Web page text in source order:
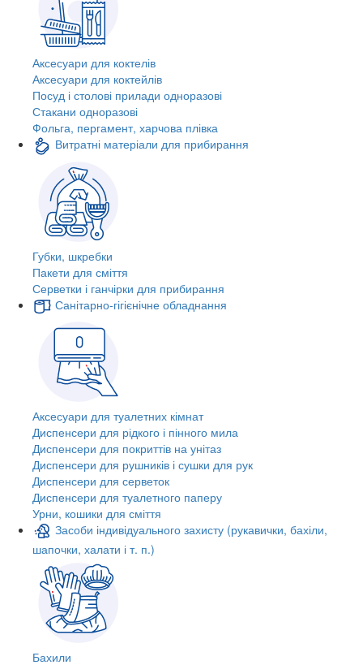
Аксесуари для коктелів
Аксесуари для коктейлів
Посуд і столові прилади одноразові
Стакани одноразові
Фольга, пергамент, харчова плівка
Витратні матеріали для прибирання
Губки, шкребки
Пакети для сміття
Серветки і ганчірки для прибирання
Санітарно-гігієнічне обладнання
Аксесуари для туалетних кімнат
Диспенсери для рідкого і пінного мила
Диспенсери для покриттів на унітаз
Диспенсери для рушників і сушки для рук
Диспенсери для серветок
Диспенсери для туалетного паперу
Урни, кошики для сміття
Засоби індивідуального захисту (рукавички, бахіли,
шапочки, халати і т. п.)
Бахили